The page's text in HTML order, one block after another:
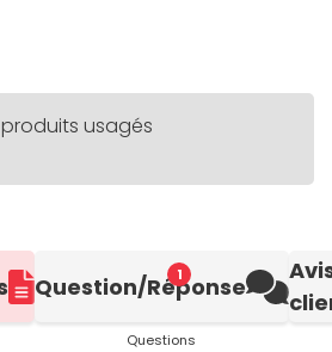
usagés
1
Question/Réponse
Questions